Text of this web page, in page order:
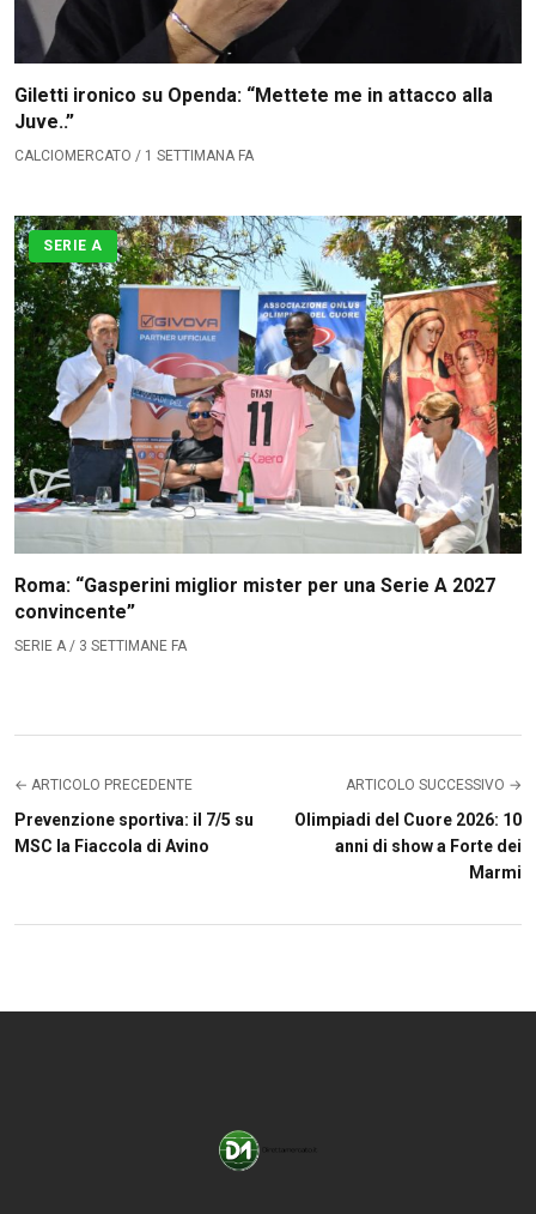
Giletti ironico su Openda: “Mettete me in attacco alla
Juve..”
CALCIOMERCATO / 1 SETTIMANA FA
SERIE A
Roma: “Gasperini miglior mister per una Serie A 2027
convincente”
SERIE A / 3 SETTIMANE FA
← ARTICOLO PRECEDENTE
Prevenzione sportiva: il 7/5 su
MSC la Fiaccola di Avino
ARTICOLO SUCCESSIVO →
Olimpiadi del Cuore 2026: 10
anni di show a Forte dei
Marmi